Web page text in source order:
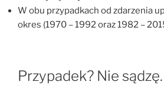
W obu przypadkach od zdarzenia
okres (1970 – 1992 oraz 1982 –
Przypadek? Nie sądzę.